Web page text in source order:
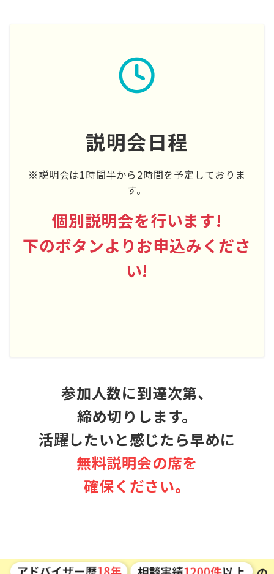
説明会日程
※説明会は1時間半から2時間を予定しておりま
す。
個別説明会を行います!
下のボタンよりお申込みくださ
い!
参加人数に到達次第、
締め切りします。
活躍したいと感じたら早めに
無料説明会の席を
確保ください。